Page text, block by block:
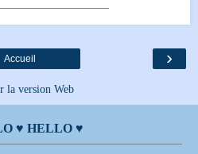
›
Accueil
la version Web
♥ HELLO ♥